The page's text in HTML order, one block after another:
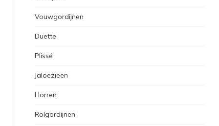
Vouwgordijnen
Duette
Plissé
Jaloezieën
Horren
Rolgordijnen